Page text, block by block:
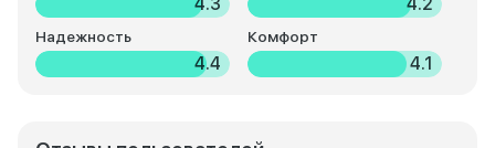
4.3 4.2
Надежность
4.4
Комфорт
4.1